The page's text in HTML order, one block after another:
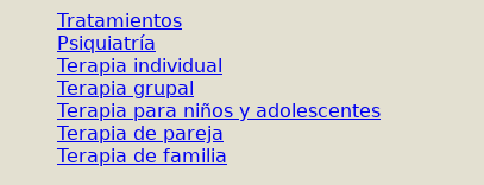
Tratamientos
Psiquiatría
Terapia individual
Terapia grupal
Terapia para niños y adolescentes
Terapia de pareja
Terapia de familia